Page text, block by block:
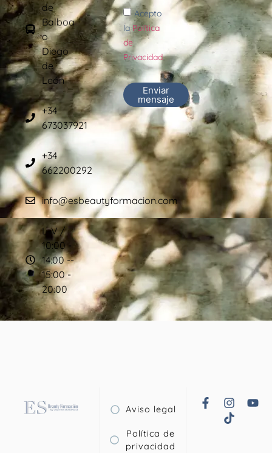
de
Balboa
o
Diego
de
León
+34
673037921
+34
662200292
info@esbeautyformacion.com
L-V /
10:00 -
14:00 --
15:00 -
20:00
Acepto
la Política
de
Privacidad
Enviar
mensaje
Aviso legal
Política de
privacidad